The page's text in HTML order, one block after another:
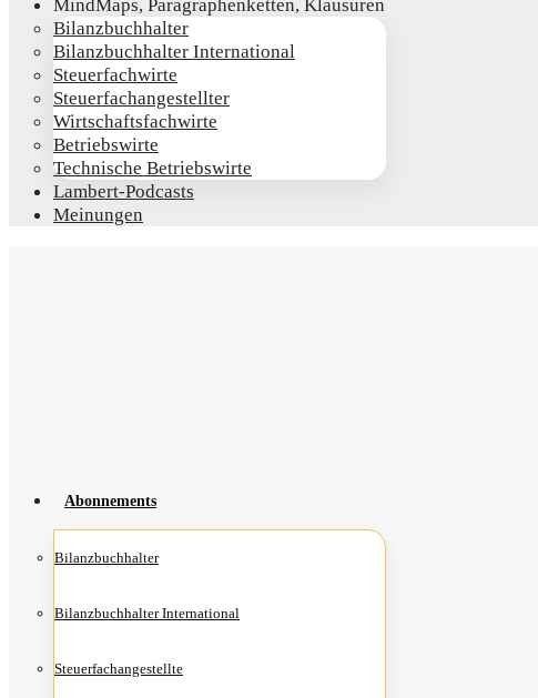
Mind­Maps, Para­gra­phen­ket­ten, Klausuren
Bilanz­buch­hal­ter
Bilanz­buch­hal­ter International
Steu­er­fach­wir­te
Steu­er­fach­an­ge­stell­ter
Wirt­schafts­fach­wir­te
Betriebs­wir­te
Tech­ni­sche Betriebswirte
Lam­­bert-Pod­­casts
Mei­nun­gen
Abon­ne­ments
Bilanz­buch­hal­ter
Bilanz­buch­hal­ter International
Steu­er­fach­an­ge­stell­te